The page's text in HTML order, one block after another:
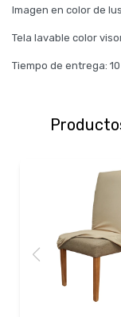
Imagen en color de
Tela lavable color
Tiempo de entrega: